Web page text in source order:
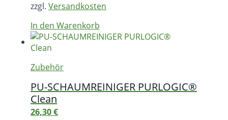
zzgl. Versandkosten
In den Warenkorb
Zubehör
PU-SCHAUMREINIGER PURLOGIC®
Clean
26,30€